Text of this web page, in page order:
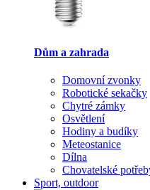
Dům a zahrada
Domovní zvonky
Robotické sekačky
Chytré zámky
Osvětlení
Hodiny a budíky
Meteostanice
Dílna
Chovatelské
Sport, outdoor